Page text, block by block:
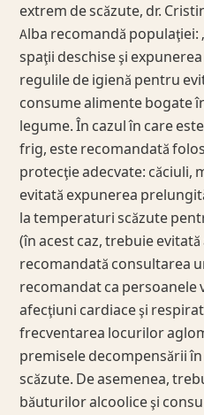
extrem de scăzute, dr.
Alba recomandă populaţiei:
spaţii deschise şi
regulile de igienă pentru
consume alimente bogate
legume. În cazul în care
frig, este recomandată
protecţie adecvate: căciuli,
evitată expunerea
la temperaturi scăzute
(în acest caz, trebuie
recomandată consultarea
recomandat ca persoanele
afecţiuni cardiace şi
frecventarea locurilor
premisele decompensării
scăzute. De asemenea,
băuturilor alcoolice şi